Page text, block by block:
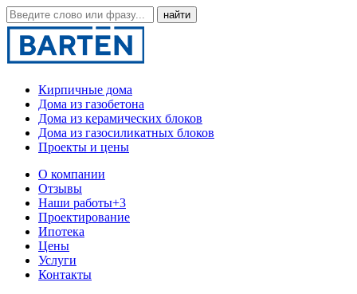
Кирпичные дома
Дома из газобетона
Дома из керамических блоков
Дома из газосиликатных блоков
Проекты и цены
О компании
Отзывы
Наши работы+3
Проектирование
Ипотека
Цены
Услуги
Контакты